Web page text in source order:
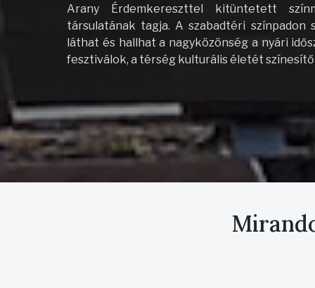
Arany Érdemkereszttel kitüntetett
társulatának tagja. A szabadtéri
láthat és hallhat a nagyközönség a nyári
fesztiválok, a térség kulturális életét